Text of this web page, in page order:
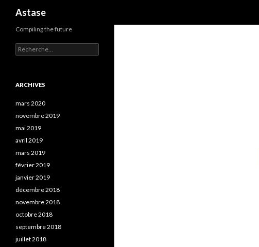
Astase
Compiling the future
Rechercher :
ARCHIVES
mars 2020
novembre 2019
mai 2019
avril 2019
mars 2019
février 2019
janvier 2019
décembre 2018
novembre 2018
octobre 2018
septembre 2018
juillet 2018